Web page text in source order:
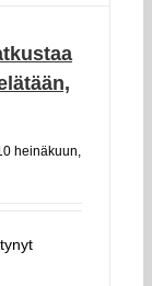
heinäkuun,